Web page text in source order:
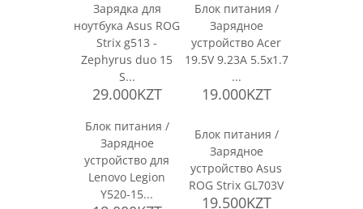
Зарядка для
ноутбука Asus ROG
Strix g513 -
Zephyrus duo 15
S...
29.000KZT
Блок питания /
Зарядное
устройство Acer
19.5V 9.23A 5.5x1.7
...
19.000KZT
Блок питания /
Зарядное
устройство для
Lenovo Legion
Y520-15...
Блок питания /
Зарядное
устройство Asus
ROG Strix GL703V
19.500KZT